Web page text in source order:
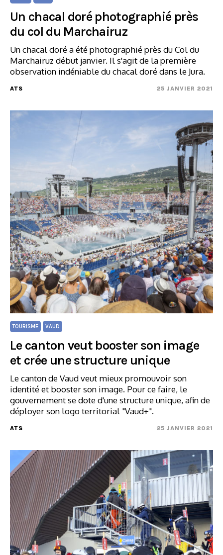
Un chacal doré photographié près
du col du Marchairuz
Un chacal doré a été photographié près du Col du
Marchairuz début janvier. Il s'agit de la première
observation indéniable du chacal doré dans le Jura.
ATS 25 JANVIER 2021
TOURISME VAUD
Le canton veut booster son image
et crée une structure unique
Le canton de Vaud veut mieux promouvoir son
identité et booster son image. Pour ce faire, le
gouvernement se dote d'une structure unique, afin de
déployer son logo territorial "Vaud+".
ATS 25 JANVIER 2021